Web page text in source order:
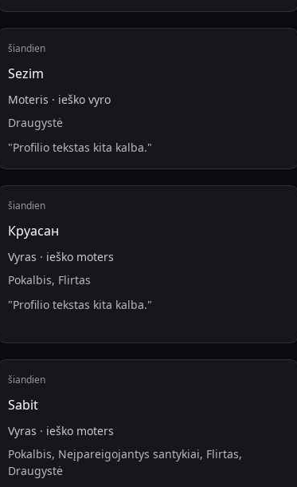
šiandien
Sezim
Moteris · ieško vyro
Draugystė
"Profilio tekstas kita kalba."
šiandien
Круасан
Vyras · ieško moters
Pokalbis, Flirtas
"Profilio tekstas kita kalba."
šiandien
Sabit
Vyras · ieško moters
Pokalbis, Neįpareigojantys santykiai, Flirtas,
Draugystė